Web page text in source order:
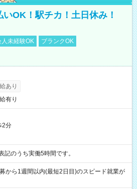
OK！駅チカ！土日休み！
人未経験OK
ブランクOK
あり
有り
2分
～15:00 ※表記のうち実働5時間です。
から1週間以内(最短2日目)のスピード就業が